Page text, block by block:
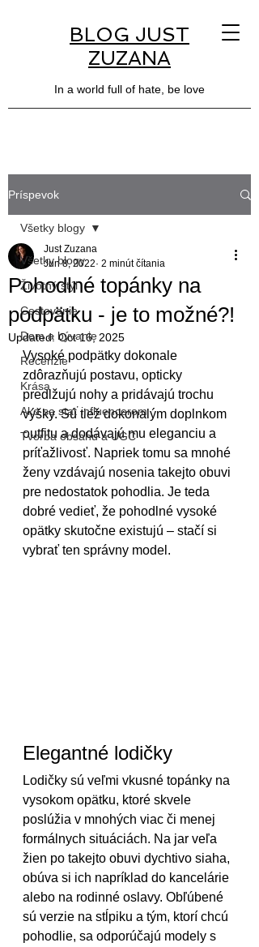
BLOG JUST
ZUZANA
In a world full of hate, be love
Príspevok
Všetky blogy
Životný štýl
Cestovanie
Dom a bývanie
Recenzie
Krása
Ako sa stať influencerom
Tvorba obsahu a UGC
Všetky blogy
Pohodlné topánky na
podpätku - je to možné?!
Just Zuzana
Jun 8, 2022 2 minút čítania
Updated: Oct 16, 2025
Vysoké podpätky dokonale
zdôrazňujú postavu, opticky
predlžujú nohy a pridávajú trochu
výšky. Sú tiež dokonalým doplnkom
outfitu a dodávajú mu eleganciu a
príťažlivosť. Napriek tomu sa mnohé
ženy vzdávajú nosenia takejto obuvi
pre nedostatok pohodlia. Je teda
dobré vedieť, že pohodlné vysoké
opätky skutočne existujú – stačí si
vybrať ten správny model.
Elegantné lodičky
Lodičky sú veľmi vkusné topánky na
vysokom opätku, ktoré skvele
poslúžia v mnohých viac či menej
formálnych situáciách. Na jar veľa
žien po takejto obuvi dychtivo siaha,
obúva si ich napríklad do kancelárie
alebo na rodinné oslavy. Obľúbené
sú verzie na stĺpiku a tým, ktorí chcú
pohodlie, sa odporúčajú modely s